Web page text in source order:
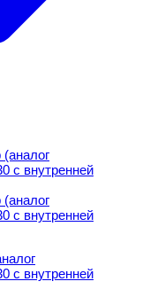
K0573.04003055
с внутренней